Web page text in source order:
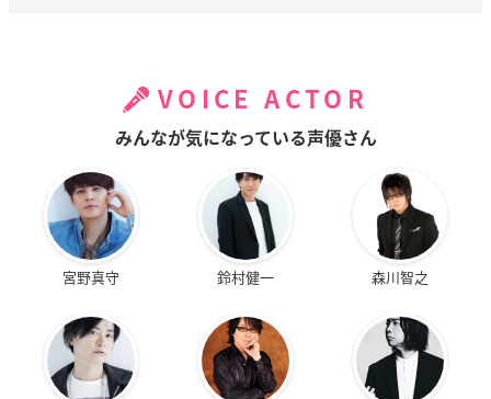
VOICE ACTOR
みんなが気になっている声優さん
宮野真守 鈴村健一 森川智之